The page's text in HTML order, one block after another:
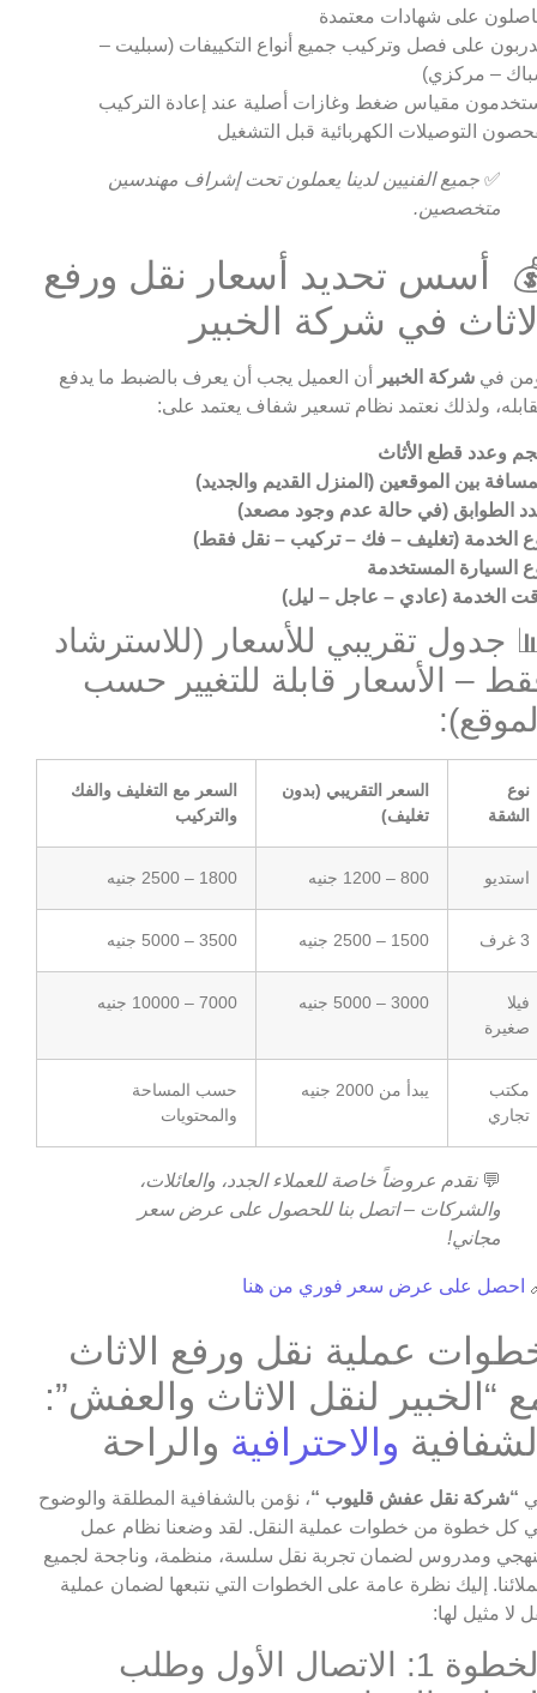
على شهادات معتمدة
على فصل وتركيب جميع أنواع التكييفات (سبليت –
– مركزي)
مقياس ضغط وغازات أصلية عند إعادة التركيب
التوصيلات الكهربائية قبل التشغيل
✅ جميع الفنيين لدينا يعملون تحت إشراف مهندسين
متخصصين.
أسس تحديد أسعار نقل ورفع
في شركة الخبير
في شركة الخبير
أن العميل يجب أن يعرف بالضبط ما يدفع
ولذلك نعتمد نظام تسعير شفاف يعتمد على:
وعدد قطع الأثاث
بين الموقعين (المنزل القديم والجديد)
الطوابق (في حالة عدم وجود مصعد)
الخدمة (تغليف – فك – تركيب – نقل فقط)
السيارة المستخدمة
الخدمة (عادي – عاجل – ليل)
جدول تقريبي للأسعار (للاسترشاد
– الأسعار قابلة للتغيير حسب
نوع
الشقة
السعر التقريبي (بدون
تغليف)
السعر مع التغليف والفك
والتركيب
استديو 800 – 1200 جنيه 1800 – 2500 جنيه
3 غرف 1500 – 2500 جنيه 3500 – 5000 جنيه
فيلا
صغيرة
3000 – 5000 جنيه 7000 – 10000 جنيه
مكتب
تجاري
يبدأ من 2000 جنيه
حسب المساحة
والمحتويات
💬نقدم عروضاً خاصة للعملاء الجدد، والعائلات،
والشركات – اتصل بنا للحصول على عرض سعر
مجاني!
احصل على عرض سعر فوري من هنا
عملية نقل ورفع الاثاث
“الخبير لنقل الاثاث والعفش”:
والاحترافية والراحة
“شركة نقل عفش قليوب “، نؤمن بالشفافية المطلقة والوضوح
كل خطوة من خطوات عملية النقل. لقد وضعنا نظام عمل
ومدروس لضمان تجربة نقل سلسة، منظمة، وناجحة لجميع
إليك نظرة عامة على الخطوات التي نتبعها لضمان عملية
لا مثيل لها:
الخطوة 1: الاتصال الأول وطلب